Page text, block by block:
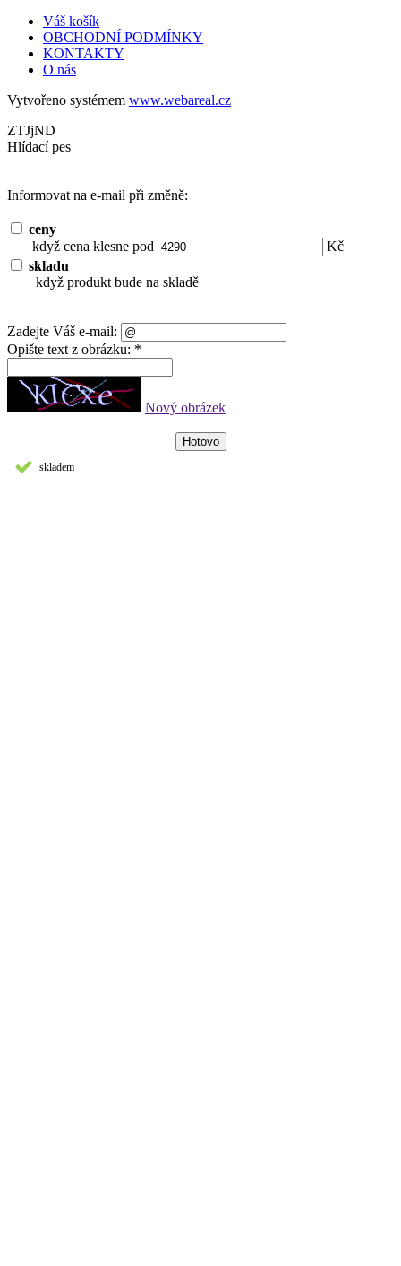
skladem
Váš košík
OBCHODNÍ PODMÍNKY
KONTAKTY
O nás
Vytvořeno systémem www.webareal.cz
ZTJjND
Hlídací pes
Informovat na e-mail při změně:
ceny
když cena klesne pod
Kč
skladu
když produkt bude na skladě
Zadejte Váš e-mail:
Opište text z obrázku: *
Nový obrázek